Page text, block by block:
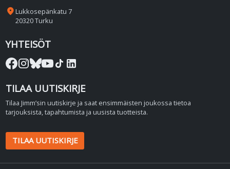
place Lukkosepänkatu 7
20320 Turku
YHTEISÖT
TILAA UUTISKIRJE
Tilaa Jimm’sin uutiskirje ja saat ensimmäisten joukossa tietoa
tarjouksista, tapahtumista ja uusista tuotteista.
TILAA UUTISKIRJE